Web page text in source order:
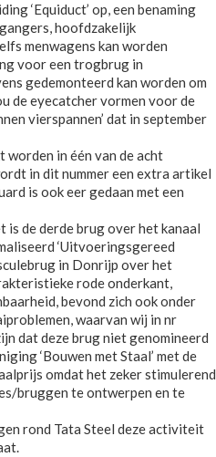
‘Equiduct’ op, een benaming
hoofdzakelijk
menwagens kan worden
voor een trogbrug in
gedemonteerd kan worden om
de eyecatcher vormen voor de
vierspannen’ dat in september
in één van de acht
in dit nummer een extra artikel
is ook eer gedaan met een
is de derde brug over het kanaal
‘Uitvoeringsgereed
in Donrijp over het
rode onderkant,
bevond zich ook onder
waarvan wij in nr
dat deze brug niet genomineerd
‘Bouwen met Staal’ met de
omdat het zeker stimulerend
bruggen te ontwerpen en te
rond Tata Steel deze activiteit